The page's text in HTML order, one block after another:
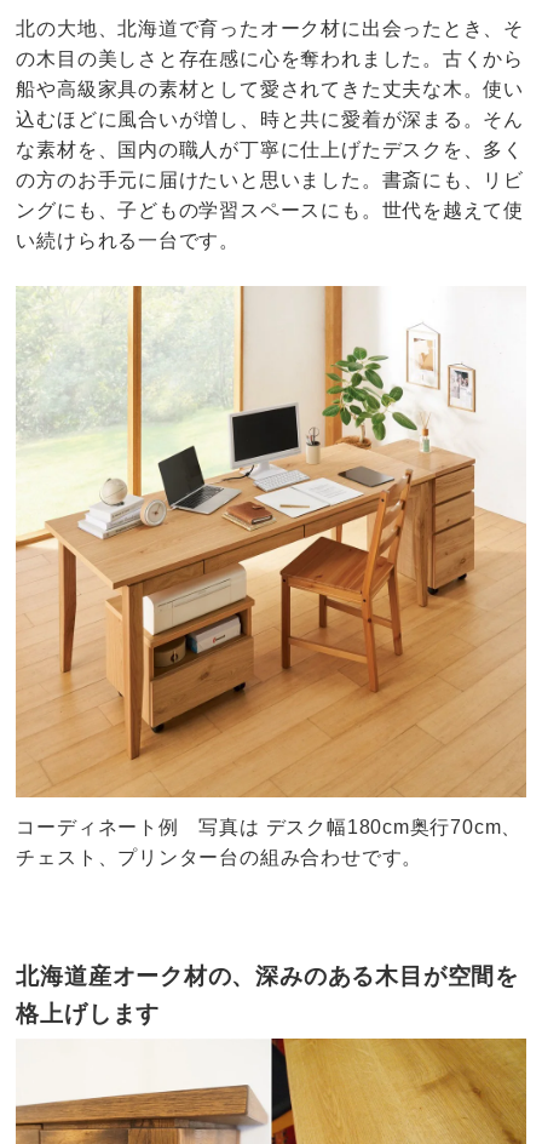
北の大地、北海道で育ったオーク材に出会ったとき、そ
の木目の美しさと存在感に心を奪われました。古くから
船や高級家具の素材として愛されてきた丈夫な木。使い
込むほどに風合いが増し、時と共に愛着が深まる。そん
な素材を、国内の職人が丁寧に仕上げたデスクを、多く
の方のお手元に届けたいと思いました。書斎にも、リビ
ングにも、子どもの学習スペースにも。世代を越えて使
い続けられる一台です。
コーディネート例 写真は デスク幅180cm奥行70cm、
チェスト、プリンター台の組み合わせです。
北海道産オーク材の、深みのある木目が空間を
格上げします